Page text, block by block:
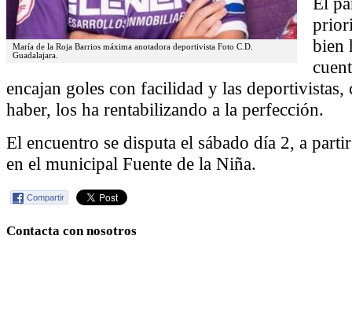
María de la Roja Barrios máxima anotadora deportivista Foto C.D.
Guadalajara.
bien
encajan goles con facilidad y las deportivistas,
haber, los ha rentabilizando a la perfección.
El encuentro se disputa el sábado día 2, a
en el municipal Fuente de la Niña.
Compartir
Contacta con nosotros